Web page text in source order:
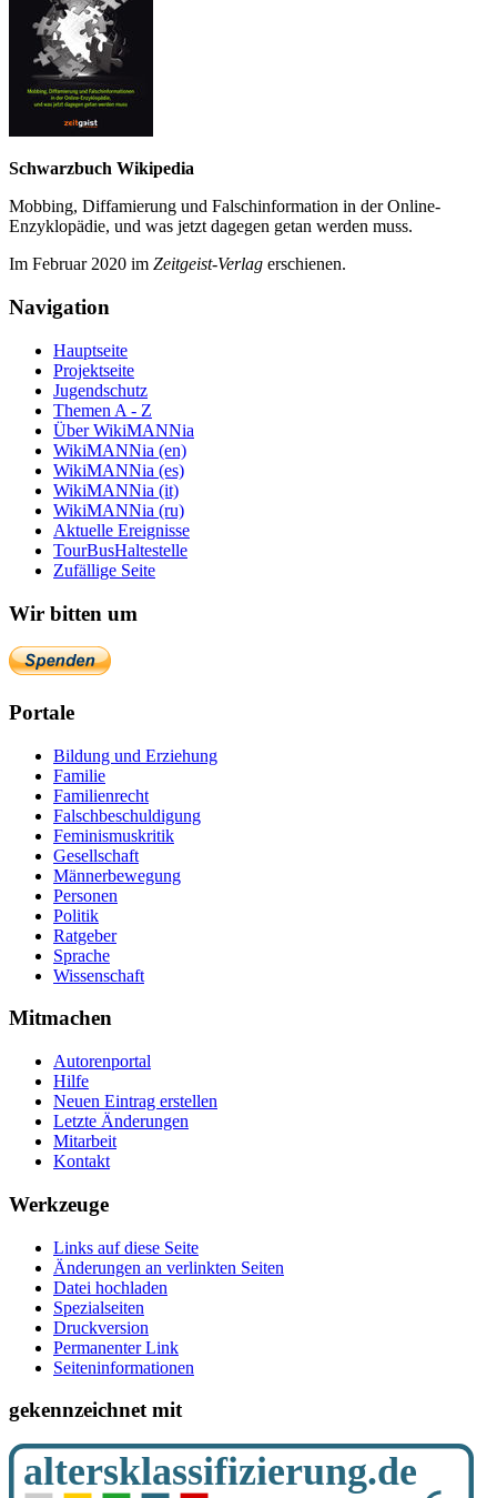
Schwarzbuch Wikipedia
Mobbing, Diffamierung und Falsch­information in der Online-
Enzyklo­pädie, und was jetzt da­gegen getan werden muss.
Im Februar 2020 im Zeit­geist-Verlag erschienen.
Navigation
Hauptseite
Projektseite
Jugendschutz
Themen A - Z
Über WikiMANNia
WikiMANNia (en)
WikiMANNia (es)
WikiMANNia (it)
WikiMANNia (ru)
Aktuelle Ereignisse
TourBusHaltestelle
Zufällige Seite
Wir bitten um
Portale
Bildung und Erziehung
Familie
Familienrecht
Falschbeschuldigung
Feminismuskritik
Gesellschaft
Männerbewegung
Personen
Politik
Ratgeber
Sprache
Wissenschaft
Mitmachen
Autorenportal
Hilfe
Neuen Eintrag erstellen
Letzte Änderungen
Mitarbeit
Kontakt
Werkzeuge
Links auf diese Seite
Änderungen an verlinkten Seiten
Datei hochladen
Spezialseiten
Druckversion
Permanenter Link
Seiten­­informationen
gekennzeichnet mit